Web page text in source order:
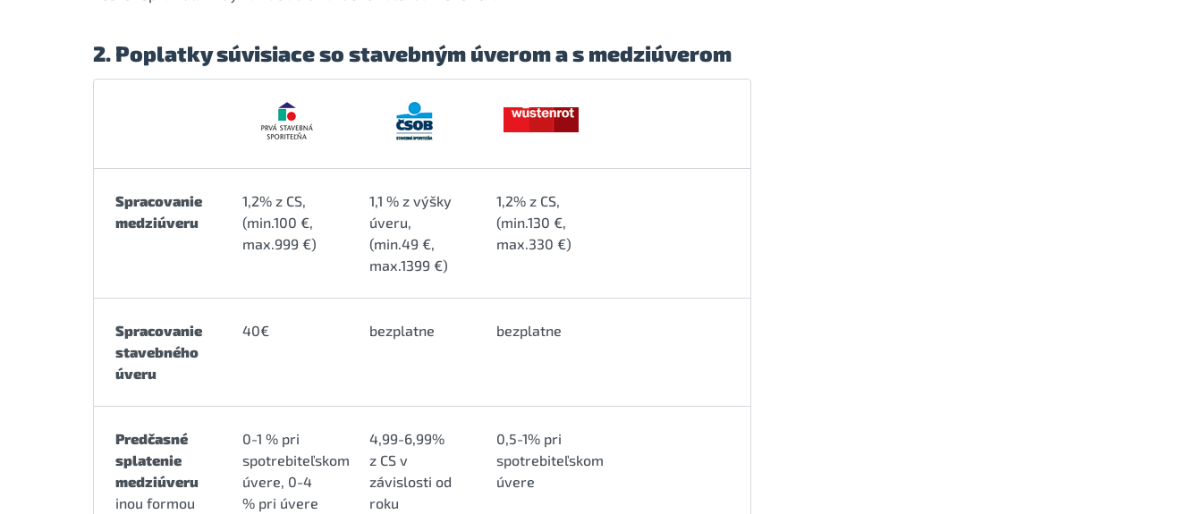
2. Poplatky súvisiace so stavebným úverom a s medziúverom
Spracovanie
medziúveru
1,2% z CS,
(min.100 €,
max.999 €)
1,1 % z výšky
úveru,
(min.49 €,
max.1399 €)
1,2% z CS,
(min.130 €,
max.330 €)
Spracovanie
stavebného
úveru
40€ bezplatne bezplatne
Predčasné
splatenie
medziúveru
inou formou
0-1 % pri
spotrebiteľskom
úvere, 0-4
% pri úvere
4,99-6,99%
z CS v
závislosti od
roku
0,5-1% pri
spotrebiteľskom
úvere